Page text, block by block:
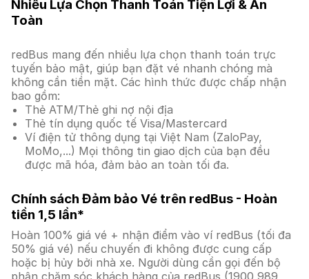
Nhiều Lựa Chọn Thanh Toán Tiện Lợi & An
Toàn
redBus mang đến nhiều lựa chọn thanh toán trực
tuyến bảo mật, giúp bạn đặt vé nhanh chóng mà
không cần tiền mặt. Các hình thức được chấp nhận
bao gồm:
Thẻ ATM/Thẻ ghi nợ nội địa
Thẻ tín dụng quốc tế Visa/Mastercard
Ví điện tử thông dụng tại Việt Nam (ZaloPay,
MoMo,...) Mọi thông tin giao dịch của bạn đều
được mã hóa, đảm bảo an toàn tối đa.
Chính sách Đảm bảo Vé trên redBus - Hoàn
tiền 1,5 lần*
Hoàn 100% giá vé + nhận điểm vào ví redBus (tối đa
50% giá vé) nếu chuyến đi không được cung cấp
hoặc bị hủy bởi nhà xe. Người dùng cần gọi đến bộ
phận chăm sóc khách hàng của redBus (1900 989